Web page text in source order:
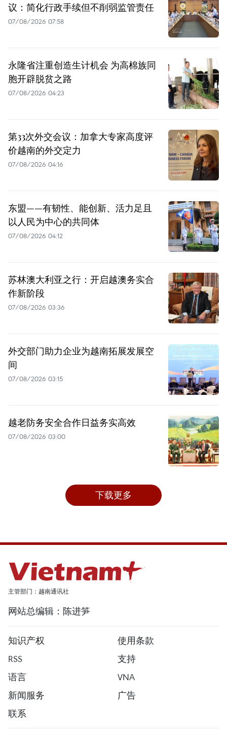
议：简化行政手续但不削弱监管责任
07/08/2026 07:58
永隆省注重创造生计机会 为高棉族同
胞开辟脱贫之路
07/08/2026 04:23
第33次外交会议：加拿大专家高度评
价越南的外交定力
07/08/2026 04:16
东盟——有韧性、能创新、活力足且
以人民为中心的共同体
07/08/2026 04:12
苏林澳大利亚之行：开启越澳务实合
作新阶段
07/08/2026 03:36
外交部门助力企业为越南拓展发展空
间
07/08/2026 03:15
越老防务安全合作日益务实高效
07/08/2026 03:00
下载更多
主管部门：越南通讯社
网站总编辑：陈进笋
知识产权
使用条款
RSS
支持
语言
VNA
新闻服务
广告
联系